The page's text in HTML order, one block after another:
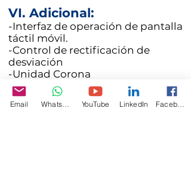
VI. Adicional:
-Interfaz de operación de pantalla
táctil móvil.
-Control de rectificación de
desviación
-Unidad Corona
-Sistema de corte longitudinal
-Sistema de residuos de bola de
nieve
Email YouTube LinkedIn